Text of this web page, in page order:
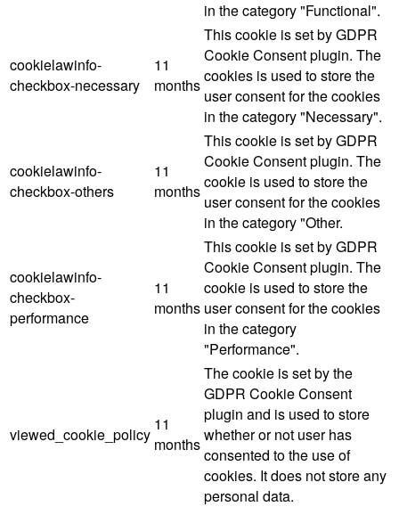
in the category "Functional".
cookielawinfo-
checkbox-necessary
11
months
This cookie is set by GDPR
Cookie Consent plugin. The
cookies is used to store the
user consent for the cookies
in the category "Necessary".
cookielawinfo-
checkbox-others
11
months
This cookie is set by GDPR
Cookie Consent plugin. The
cookie is used to store the
user consent for the cookies
in the category "Other.
cookielawinfo-
checkbox-
performance
11
months
This cookie is set by GDPR
Cookie Consent plugin. The
cookie is used to store the
user consent for the cookies
in the category
"Performance".
viewed_cookie_policy
11
months
The cookie is set by the
GDPR Cookie Consent
plugin and is used to store
whether or not user has
consented to the use of
cookies. It does not store any
personal data.